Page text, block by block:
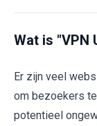
Wat is "VPN
Er zijn veel
om bezoekers
potentieel